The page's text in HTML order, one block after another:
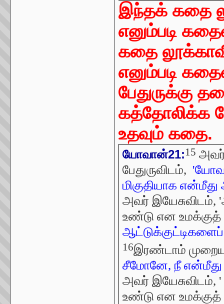
இந்தக் கதை
எனும்படி
கதை
எனும்படி
பேதுருக்கு
கத்தோலிக்க
உதவும் கதை.
யோவான்21:15
பேதுருவிடம்,
மிகுதியாக
அவர்
உண்டு என உமக்குத்
16இரண்டாம்
சீமோனே, நீ என்மீது
அவர்
உண்டு என உமக்குத்